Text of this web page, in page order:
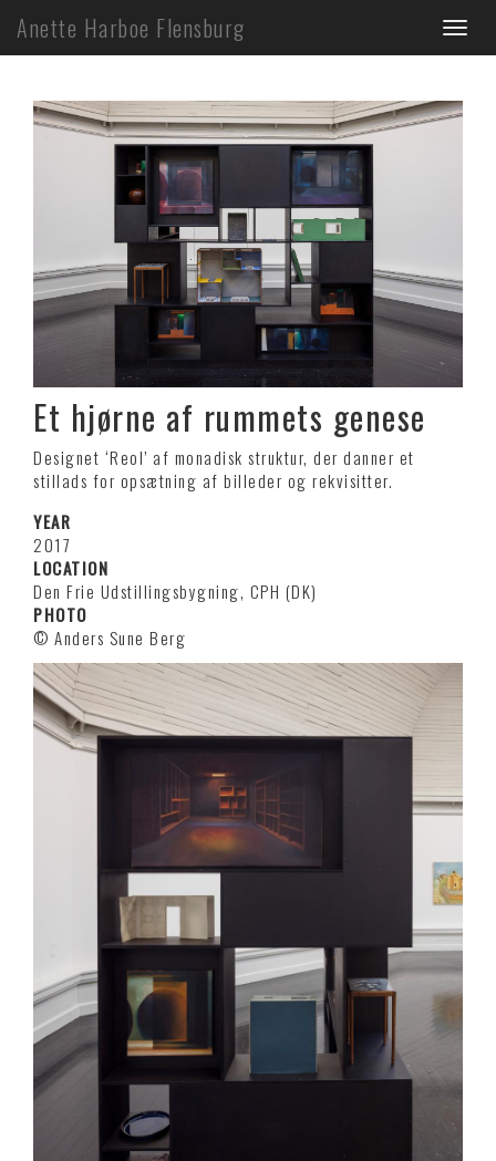
main
Anette Harboe Flensburg
Et hjørne af rummets genese
Designet ‘Reol’ af monadisk struktur, der danner et
stillads for opsætning af billeder og rekvisitter.
YEAR
2017
LOCATION
Den Frie Udstillingsbygning, CPH (DK)
PHOTO
© Anders Sune Berg